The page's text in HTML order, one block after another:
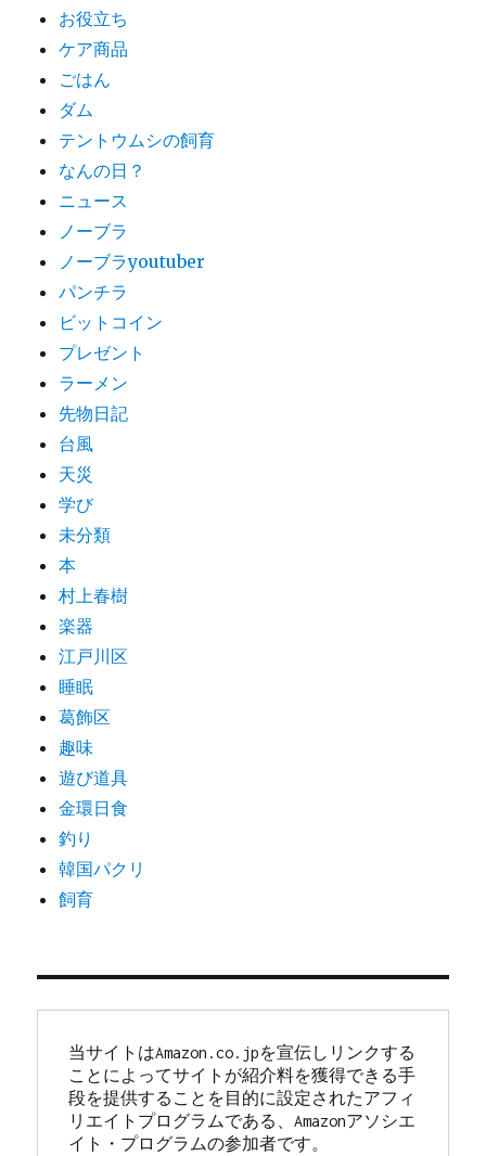
お役立ち
ケア商品
ごはん
ダム
テントウムシの飼育
なんの日？
ニュース
ノーブラ
ノーブラyoutuber
パンチラ
ビットコイン
プレゼント
ラーメン
先物日記
台風
天災
学び
未分類
本
村上春樹
楽器
江戸川区
睡眠
葛飾区
趣味
遊び道具
金環日食
釣り
韓国パクリ
飼育
当サイトはAmazon.co.jpを宣伝しリンクする
ことによってサイトが紹介料を獲得できる手
段を提供することを目的に設定されたアフィ
リエイトプログラムである、Amazonアソシエ
イト・プログラムの参加者です。